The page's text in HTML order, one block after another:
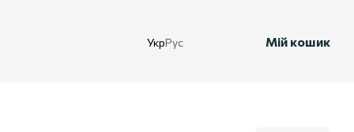
УкрРус Мій кошик